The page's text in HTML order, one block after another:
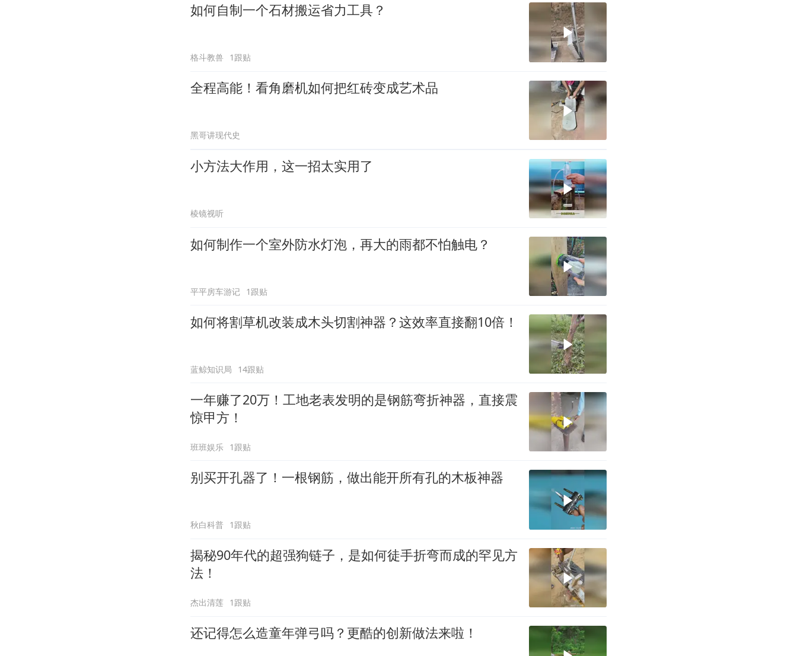
如何自制一个石材搬运省力工具？
格斗教兽 1跟贴
全程高能！看角磨机如何把红砖变成艺术品
黑哥讲现代史
小方法大作用，这一招太实用了
棱镜视听
如何制作一个室外防水灯泡，再大的雨都不怕触电？
平平房车游记 1跟贴
如何将割草机改装成木头切割神器？这效率直接翻10倍！
蓝鲸知识局 14跟贴
一年赚了20万！工地老表发明的是钢筋弯折神器，直接震
惊甲方！
班班娱乐 1跟贴
别买开孔器了！一根钢筋，做出能开所有孔的木板神器
秋白科普 1跟贴
揭秘90年代的超强狗链子，是如何徒手折弯而成的罕见方
法！
杰出清莲 1跟贴
还记得怎么造童年弹弓吗？更酷的创新做法来啦！